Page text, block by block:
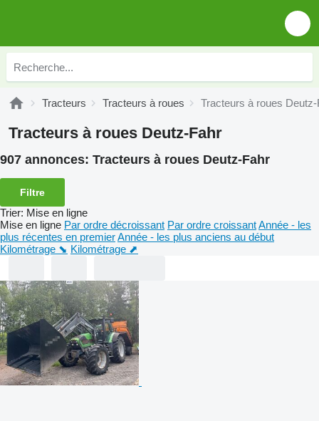
Tracteurs Tracteurs à roues Tracteurs à roues Deutz-
Tracteurs à roues Deutz-Fahr
907 annonces: Tracteurs à roues Deutz-Fahr
Filtre
Trier: Mise en ligne
Mise en ligne Par ordre décroissant Par ordre croissantAnnée - les
plus récentes en premierAnnée - les plus anciens au début
Kilométrage ⬊ Kilométrage ⬈